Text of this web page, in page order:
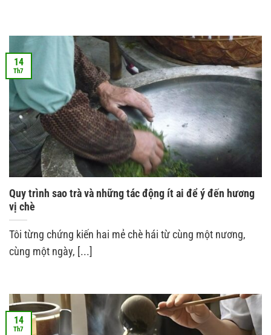
Quy trình sao trà và những tác động ít ai để ý đến hương
vị chè
Tôi từng chứng kiến hai mẻ chè hái từ cùng một nương,
cùng một ngày, [...]
14
Th7
14
Th7